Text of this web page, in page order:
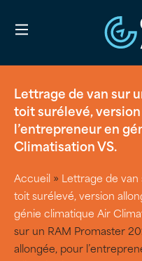
Lettrage de van sur
toit surélevé,
l’entrepreneur en
Climatisation VS.
Accueil » Lettrage de
toit surélevé, version
génie climatique Air
sur un RAM Promaster
allongée, pour